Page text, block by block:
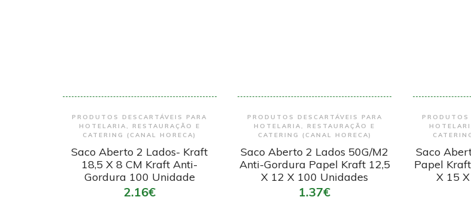
Encomendar
PRODUTOS DESCARTÁVEIS PARA
HOTELARIA, RESTAURAÇÃO E
CATERING (CANAL HORECA)
Saco Aberto 2 Lados- Kraft
18,5 X 8 CM Kraft Anti-
Gordura 100 Unidade
2.16€
Encomendar
PRODUTOS DESCARTÁVEIS PARA
HOTELARIA, RESTAURAÇÃO E
CATERING (CANAL HORECA)
Saco Aberto 2 Lados 50G/M2
Anti-Gordura Papel Kraft 12,5
X 12 X 100 Unidades
1.37€
PRODUTOS
Saco
Papel
X 15